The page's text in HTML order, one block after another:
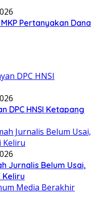
Pertanyakan Dana
DPC HNSI Ketapang
Jurnalis Belum Usai,
Keliru